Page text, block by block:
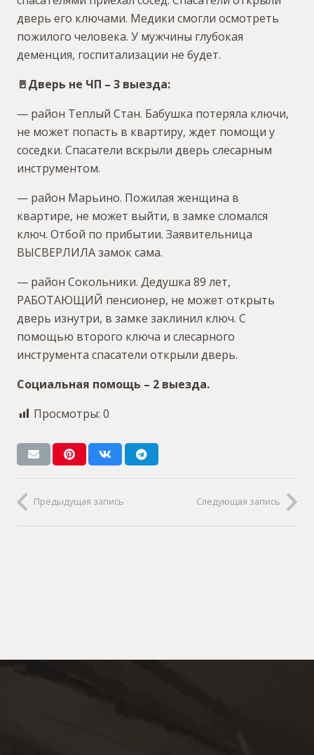
дверь его ключами. Медики смогли осмотреть
пожилого человека. У мужчины глубокая
деменция, госпитализации не будет.
🚪Дверь не ЧП – 3 выезда:
— район Теплый Стан. Бабушка потеряла ключи,
не может попасть в квартиру, ждет помощи у
соседки. Спасатели вскрыли дверь слесарным
инструментом.
— район Марьино. Пожилая женщина в
квартире, не может выйти, в замке сломался
ключ. Отбой по прибытии. Заявительница
ВЫСВЕРЛИЛА замок сама.
— район Сокольники. Дедушка 89 лет,
РАБОТАЮЩИЙ пенсионер, не может открыть
дверь изнутри, в замке заклинил ключ. С
помощью второго ключа и слесарного
инструмента спасатели открыли дверь.
Социальная помощь – 2 выезда.
Просмотры: 0
Предыдущая запись Следующая запись